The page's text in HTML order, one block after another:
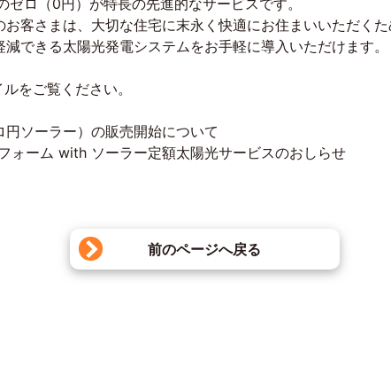
ゼロ（0円）が特長の先進的なサービスです。
客さまは、大切な住宅に末永く快適にお住まいいただく
できる太陽光発電システムをお手軽に導入いただけます。
をご覧ください。
ソーラー）の販売開始について
ーム with ソーラー定額太陽光サービスのおしらせ
前のページへ戻る